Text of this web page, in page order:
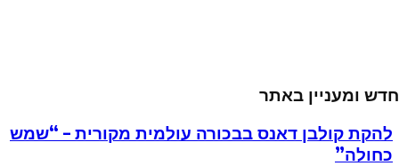
חדש ומעניין באתר
להקת קולבן דאנס בבכורה עולמית מקורית – “שמש
כחולה”